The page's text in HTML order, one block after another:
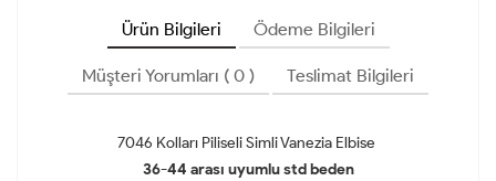
Ürün Bilgileri Ödeme Bilgileri
Müşteri Yorumları ( 0 ) Teslimat Bilgileri
7046 Kolları Piliseli Simli Vanezia Elbise
36-44 arası uyumlu std beden